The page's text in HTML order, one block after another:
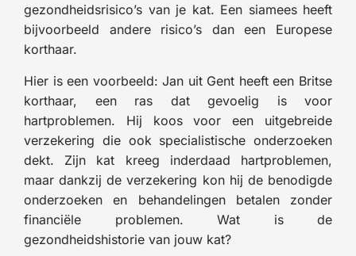
gezondheidsrisico’s van je kat. Een siamees heeft
bijvoorbeeld andere risico’s dan een Europese
korthaar.
Hier is een voorbeeld: Jan uit Gent heeft een Britse
korthaar, een ras dat gevoelig is voor
hartproblemen. Hij koos voor een uitgebreide
verzekering die ook specialistische onderzoeken
dekt. Zijn kat kreeg inderdaad hartproblemen,
maar dankzij de verzekering kon hij de benodigde
onderzoeken en behandelingen betalen zonder
financiële problemen. Wat is de
gezondheidshistorie van jouw kat?